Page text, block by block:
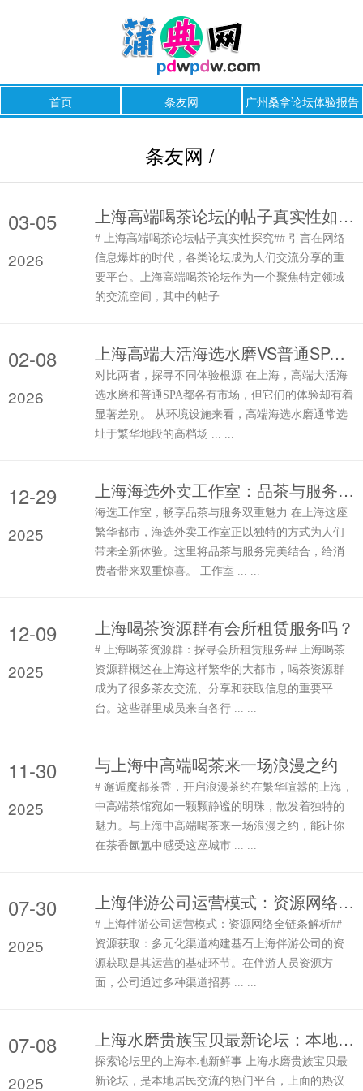
首页 条友网 广州桑拿论坛体验报告
条友网 /
03-05
2026
上海高端喝茶论坛的帖子真实性如何？
# 上海高端喝茶论坛帖子真实性探究## 引言在网络
信息爆炸的时代，各类论坛成为人们交流分享的重
要平台。上海高端喝茶论坛作为一个聚焦特定领域
的交流空间，其中的帖子 ... ...
02-08
2026
上海高端大活海选水磨VS普通SPA：体验差在哪？
对比两者，探寻不同体验根源 在上海，高端大活海
选水磨和普通SPA都各有市场，但它们的体验却有着
显著差别。 从环境设施来看，高端海选水磨通常选
址于繁华地段的高档场 ... ...
12-29
2025
上海海选外卖工作室：品茶与服务的双重惊喜
海选工作室，畅享品茶与服务双重魅力 在上海这座
繁华都市，海选外卖工作室正以独特的方式为人们
带来全新体验。这里将品茶与服务完美结合，给消
费者带来双重惊喜。 工作室 ... ...
12-09
2025
上海喝茶资源群有会所租赁服务吗？
# 上海喝茶资源群：探寻会所租赁服务## 上海喝茶
资源群概述在上海这样繁华的大都市，喝茶资源群
成为了很多茶友交流、分享和获取信息的重要平
台。这些群里成员来自各行 ... ...
11-30
2025
与上海中高端喝茶来一场浪漫之约
# 邂逅魔都茶香，开启浪漫茶约在繁华喧嚣的上海，
中高端茶馆宛如一颗颗静谧的明珠，散发着独特的
魅力。与上海中高端喝茶来一场浪漫之约，能让你
在茶香氤氲中感受这座城市 ... ...
07-30
2025
上海伴游公司运营模式：资源网络全链条解析_52
# 上海伴游公司运营模式：资源网络全链条解析##
资源获取：多元化渠道构建基石上海伴游公司的资
源获取是其运营的基础环节。在伴游人员资源方
面，公司通过多种渠道招募 ... ...
07-08
2025
上海水磨贵族宝贝最新论坛：本地热议话题
探索论坛里的上海本地新鲜事 上海水磨贵族宝贝最
新论坛，是本地居民交流的热门平台，上面的热议